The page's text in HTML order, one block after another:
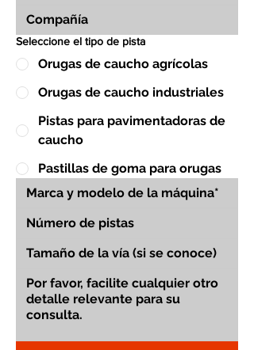
Seleccione el tipo de pista
Orugas de caucho agrícolas
Orugas de caucho industriales
Pistas para pavimentadoras de
caucho
Pastillas de goma para orugas